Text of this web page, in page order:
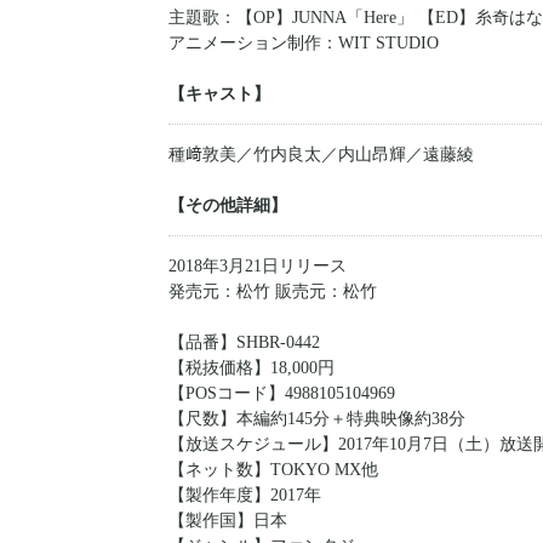
主題歌：【OP】JUNNA「Here」 【ED】糸奇はな
アニメーション制作：WIT STUDIO
【キャスト】
種﨑敦美／竹内良太／内山昂輝／遠藤綾
【その他詳細】
2018年3月21日リリース
発売元：松竹 販売元：松竹
【品番】SHBR‐0442
【税抜価格】18,000円
【POSコード】4988105104969
【尺数】本編約145分＋特典映像約38分
【放送スケジュール】2017年10月7日（土）放送
【ネット数】TOKYO MX他
【製作年度】2017年
【製作国】日本